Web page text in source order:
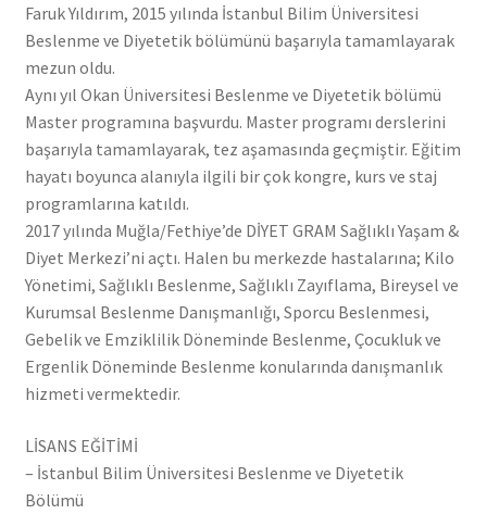
Faruk Yıldırım, 2015 yılında İstanbul Bilim Üniversitesi
Beslenme ve Diyetetik bölümünü başarıyla tamamlayarak
mezun oldu.
Aynı yıl Okan Üniversitesi Beslenme ve Diyetetik bölümü
Master programına başvurdu. Master programı derslerini
başarıyla tamamlayarak, tez aşamasında geçmiştir. Eğitim
hayatı boyunca alanıyla ilgili bir çok kongre, kurs ve staj
programlarına katıldı.
2017 yılında Muğla/Fethiye’de DİYET GRAM Sağlıklı Yaşam &
Diyet Merkezi’ni açtı. Halen bu merkezde hastalarına; Kilo
Yönetimi, Sağlıklı Beslenme, Sağlıklı Zayıflama, Bireysel ve
Kurumsal Beslenme Danışmanlığı, Sporcu Beslenmesi,
Gebelik ve Emziklilik Döneminde Beslenme, Çocukluk ve
Ergenlik Döneminde Beslenme konularında danışmanlık
hizmeti vermektedir.
LİSANS EĞİTİMİ
– İstanbul Bilim Üniversitesi Beslenme ve Diyetetik
Bölümü